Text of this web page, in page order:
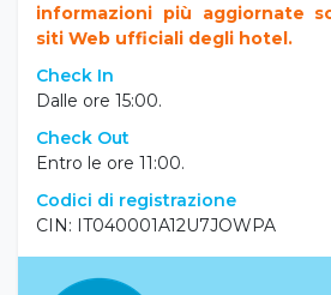
informazioni più aggiornate
siti Web ufficiali degli hotel.
Check In
Dalle ore 15:00.
Check Out
Entro le ore 11:00.
Codici di registrazione
CIN: IT040001A12U7JOWPA